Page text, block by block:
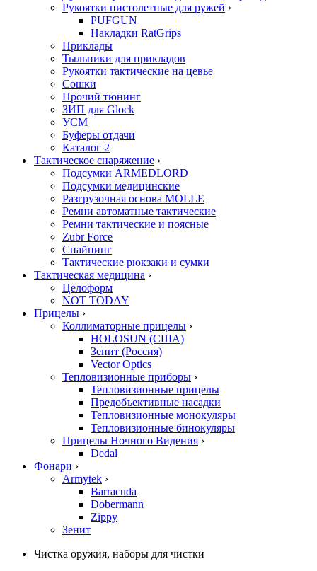
Рукоятки пистолетные для ружей ›
PUFGUN
Накладки RatGrips
Приклады
Тыльники для прикладов
Рукоятки тактические на цевье
Сошки
Прочий тюнинг
ЗИП для Glock
УСМ
Буферы отдачи
Каталог 2
Тактическое снаряжение ›
Подсумки ARMEDLORD
Подсумки медицинские
Разгрузочная основа MOLLE
Ремни автоматные тактические
Ремни тактические и поясные
Zubr Force
Снайпинг
Тактические рюкзаки и сумки
Тактическая медицина ›
Целоформ
NOT TODAY
Прицелы ›
Коллиматорные прицелы ›
HOLOSUN (США)
Зенит (Россия)
Vector Optics
Тепловизионные приборы ›
Тепловизионные прицелы
Предобъективные насадки
Тепловизионные монокуляры
Тепловизионные бинокуляры
Прицелы Ночного Видения ›
Dedal
Фонари ›
Armytek ›
Barracuda
Dobermann
Zippy
Зенит
Чистка оружия, наборы для чистки